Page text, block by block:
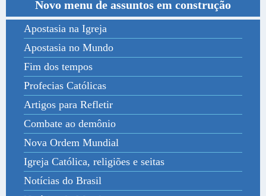
Novo menu de assuntos em construção
Apostasia na Igreja
Apostasia no Mundo
Fim dos tempos
Profecias Católicas
Artigos para Refletir
Combate ao demônio
Nova Ordem Mundial
Igreja Católica, religiões e seitas
Notícias do Brasil